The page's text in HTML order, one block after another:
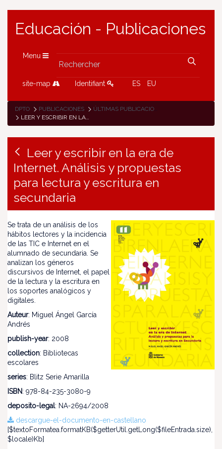
Educación - Publicaciones
Menu
site-map Identifiant ES EU
DPTO PUBLICACIONES
ÚLTIMAS PUBLICACIONES
LEER Y ESCRIBIR EN LA ERA DE INTERNET. ANÁLISIS Y PROPUESTAS PARA LECTURA Y ESCRITURA EN SECUNDARIA
Leer y escribir en la era de
Internet. Análisis y propuestas
para lectura y escritura en
secundaria
Se trata de un análisis de los
hábitos lectores y la incidencia
de las TIC e Internet en el
alumnado de secundaria. Se
analizan los géneros
discursivos de Internet, el papel
de la lectura y la escritura en
los soportes analógicos y
digitales.
Auteur: Miguel Ángel García
Andrés
publish-year: 2008
collection: Bibliotecas
escolares
series: Blitz Serie Amarilla
ISBN: 978-84-235-3080-9
deposito-legal: NA-2694/2008
descargue-el-documento-en-castellano
[$textoFormatea.formatKB($getterUtil.getLong($fileEntrada.size),
$locale)Kb]